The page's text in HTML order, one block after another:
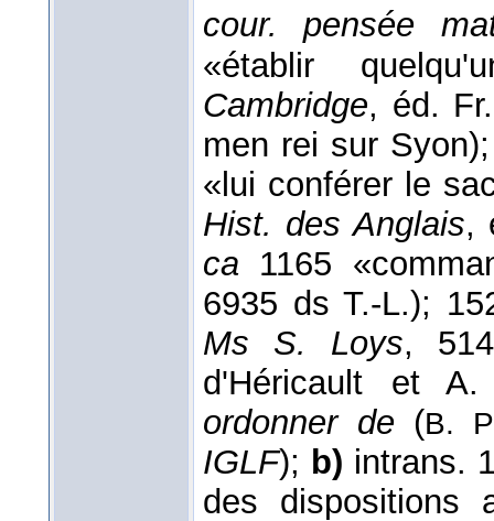
cour. pensée
«établir
Cambridge, éd.
men rei sur
«lui conférer le
Hist. des Anglais,
ca 1165
6935 ds T.-L.);
Ms S. Loys,
d'Héricault et
ordonner de (B.
IGLF); b) intrans.
des